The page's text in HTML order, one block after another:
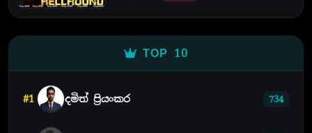
TOP 10
#1 දමිත් ප්‍රියංකර 734